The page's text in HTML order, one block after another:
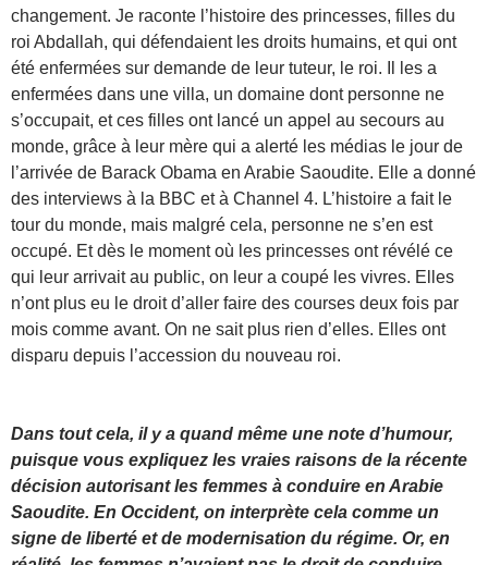
changement. Je raconte l’histoire des princesses, filles du
roi Abdallah, qui défendaient les droits humains, et qui ont
été enfermées sur demande de leur tuteur, le roi. Il les a
enfermées dans une villa, un domaine dont personne ne
s’occupait, et ces filles ont lancé un appel au secours au
monde, grâce à leur mère qui a alerté les médias le jour de
l’arrivée de Barack Obama en Arabie Saoudite. Elle a donné
des interviews à la BBC et à Channel 4. L’histoire a fait le
tour du monde, mais malgré cela, personne ne s’en est
occupé. Et dès le moment où les princesses ont révélé ce
qui leur arrivait au public, on leur a coupé les vivres. Elles
n’ont plus eu le droit d’aller faire des courses deux fois par
mois comme avant. On ne sait plus rien d’elles. Elles ont
disparu depuis l’accession du nouveau roi.
Dans tout cela, il y a quand même une note d’humour,
puisque vous expliquez les vraies raisons de la récente
décision autorisant les femmes à conduire en Arabie
Saoudite. En Occident, on interprète cela comme un
signe de liberté et de modernisation du régime. Or, en